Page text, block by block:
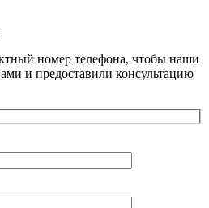
номер телефона, чтобы наши
и предоставили консультацию